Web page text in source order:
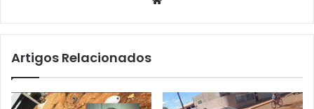
te
Artigos Relacionados